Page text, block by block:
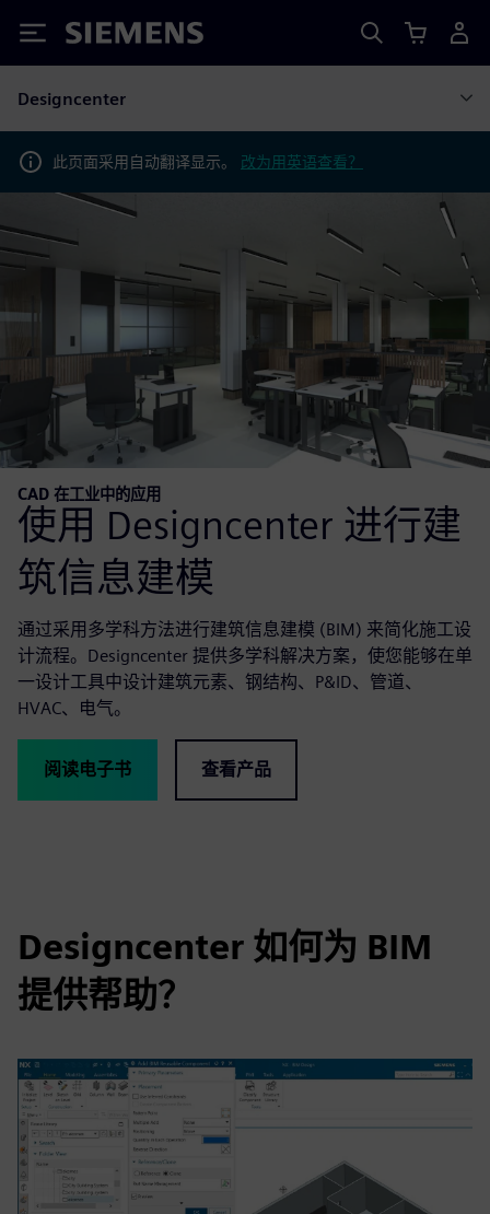
Siemens
Designcenter
此页面采用自动翻译显示。 改为用英语查看？
CAD 在工业中的应用
使用 Designcenter 进行建
筑信息建模
通过采用多学科方法进行建筑信息建模 (BIM) 来简化施工设
计流程。Designcenter 提供多学科解决方案，使您能够在单
一设计工具中设计建筑元素、钢结构、P&ID、管道、
HVAC、电气。
阅读电子书 查看产品
Designcenter 如何为 BIM
提供帮助？